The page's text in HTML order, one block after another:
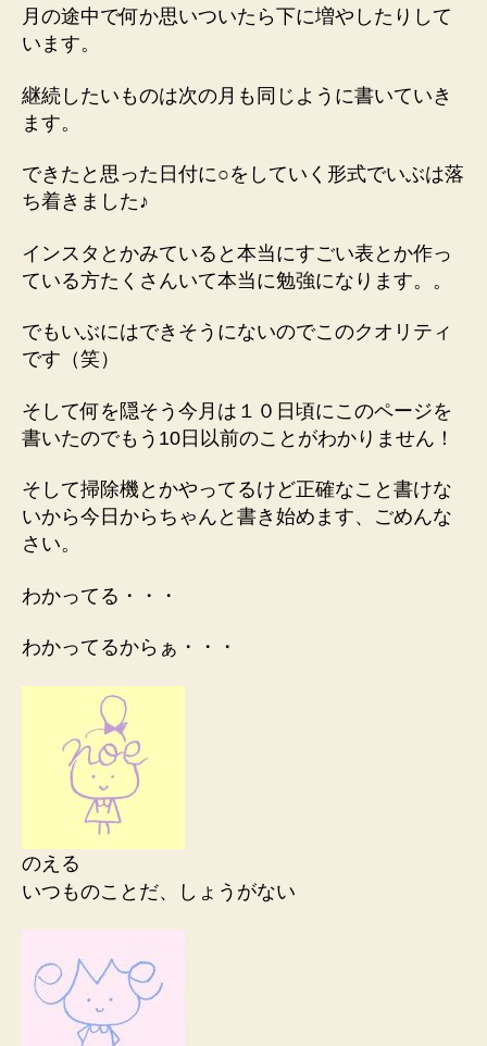
月の途中で何か思いついたら下に増やしたり して
います。
継続したいものは次の月も同じように書いていき
ます。
できたと思った日付に○をしていく形式でいぶは落
ち着きました♪
インスタとかみていると本当にすごい表とか作っ
ている方たくさんいて本当に勉強になります。。
でもいぶにはできそうにないのでこのクオリティ
です（笑）
そして何を隠そう今月は１０日頃にこのページを
書いたのでもう10日以前のことがわかりません！
そして掃除機とかやってるけど正確なこと書けな
いから今日からちゃんと書き始めます、ごめんな
さい。
わかってる・・・
わかってるからぁ・・・
のえる
いつものことだ、しょうがない